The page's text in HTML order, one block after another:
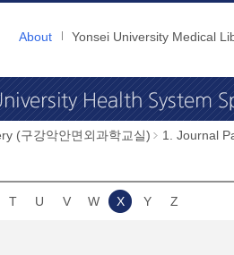
About Yonsei University Medical
(구강악안면외과학교실) 1. Journal
T U V W X Y Z